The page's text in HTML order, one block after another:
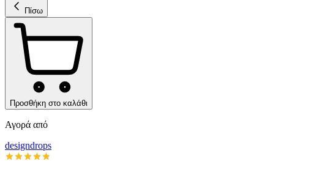
Πίσω
Προσθήκη στο καλάθι
Αγορά από
designdrops